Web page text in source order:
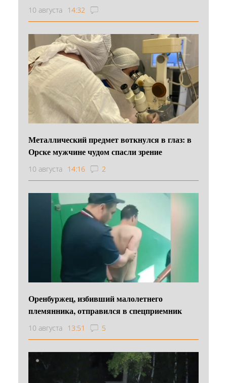
10 августа 14:32
Металлический предмет воткнулся в глаз: в
Орске мужчине чудом спасли зрение
10 августа 14:16 2
Оренбуржец, избивший малолетнего
племянника, отправился в спецприемник
10 августа 13:51 5